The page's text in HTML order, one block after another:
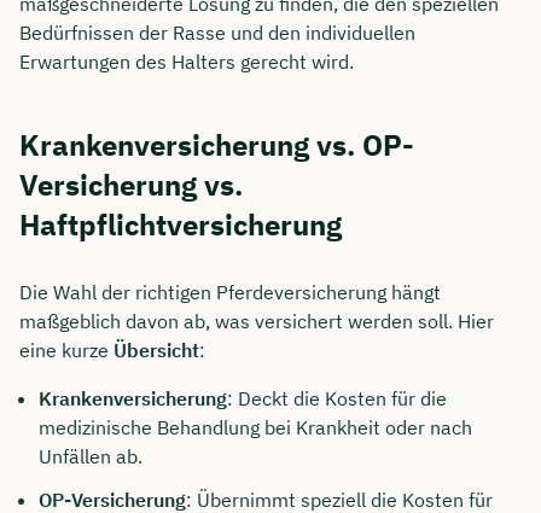
Bedürfnissen der Rasse und den individuellen
Erwartungen des Halters gerecht wird.
Krankenversicherung vs. OP-
Versicherung vs.
Haftpflichtversicherung
Die Wahl der richtigen Pferdeversicherung hängt
maßgeblich davon ab, was versichert werden soll. Hier
eine kurze Übersicht:
Krankenversicherung: Deckt die Kosten für die
medizinische Behandlung bei Krankheit oder nach
Unfällen ab.
OP-Versicherung: Übernimmt speziell die Kosten für